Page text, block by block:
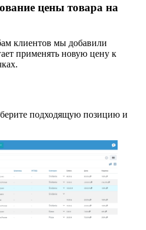
цены товара на
клиентов мы добавили
применять новую цену к
подходящую позицию и